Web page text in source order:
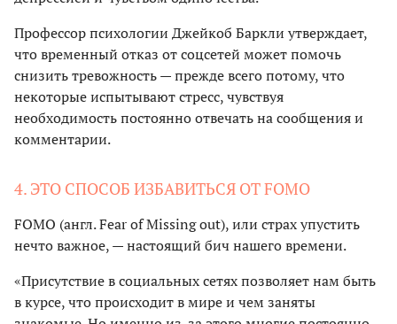
Профессор психологии Джейкоб Баркли утверждает,
что временный отказ от соцсетей может помочь
снизить тревожность — прежде всего потому, что
некоторые испытывают стресс, чувствуя
необходимость постоянно отвечать на сообщения и
комментарии.
4. ЭТО СПОСОБ ИЗБАВИТЬСЯ ОТ FOMO
FOMO (англ. Fear of Missing out), или страх упустить
нечто важное, — настоящий бич нашего времени.
«Присутствие в социальных сетях позволяет нам быть
в курсе, что происходит в мире и чем заняты